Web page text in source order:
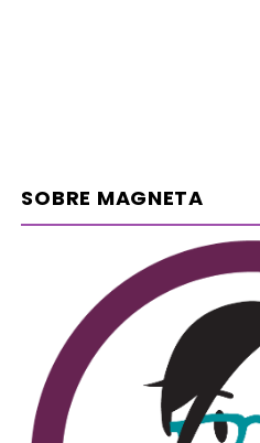
SOBRE MAGNETA